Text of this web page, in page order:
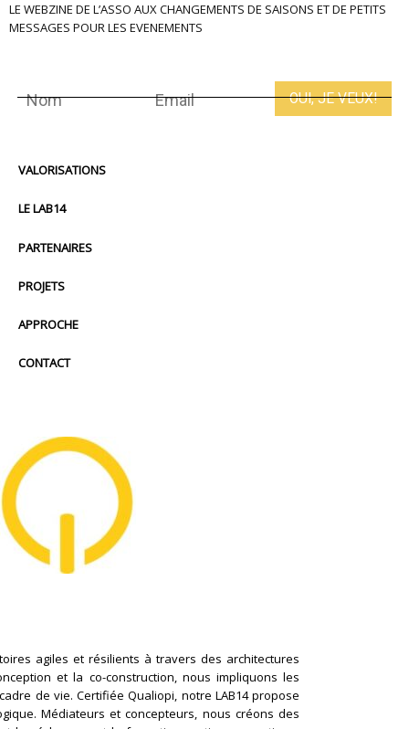
LE WEBZINE DE L’ASSO AUX CHANGEMENTS DE SAISONS ET DE PETITS
MESSAGES POUR LES EVENEMENTS
VALORISATIONS
LE LAB14
PARTENAIRES
PROJETS
APPROCHE
CONTACT
agiles et résilients à travers des architectures
et la co-construction, nous impliquons les
de vie. Certifiée Qualiopi, notre LAB14 propose
Médiateurs et concepteurs, nous créons des